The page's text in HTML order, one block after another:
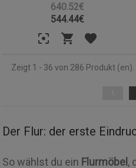
640.52€
544.44€
Zeigt 1 - 36 von 286 Produkt (en).
Der Flur: der erste
So wählst du ein Flurmöbel ,